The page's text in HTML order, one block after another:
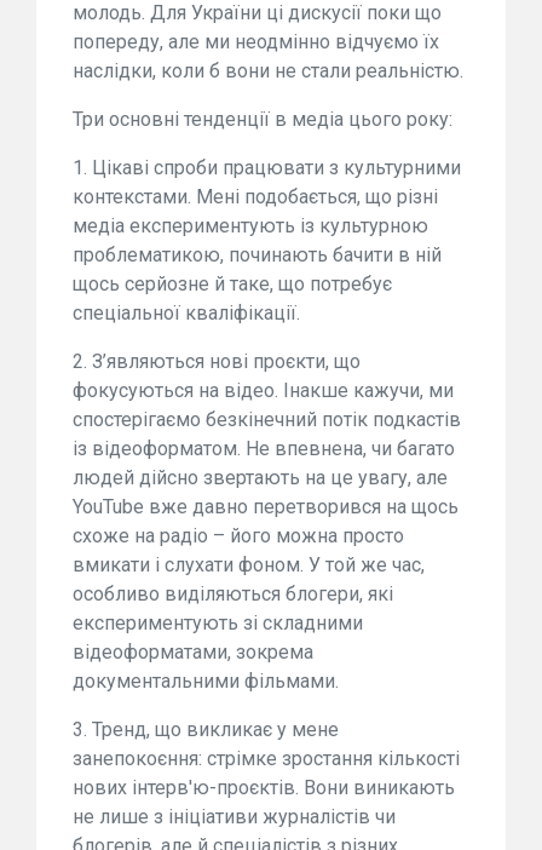
молодь. Для України ці дискусії поки що
попереду, але ми неодмінно відчуємо їх
наслідки, коли б вони не стали реальністю.
Три основні тенденції в медіа цього року:
1. Цікаві спроби працювати з культурними
контекстами. Мені подобається, що різні
медіа експериментують із культурною
проблематикою, починають бачити в ній
щось серйозне й таке, що потребує
спеціальної кваліфікації.
2. З’являються нові проєкти, що
фокусуються на відео. Інакше кажучи, ми
спостерігаємо безкінечний потік подкастів
із відеоформатом. Не впевнена, чи багато
людей дійсно звертають на це увагу, але
YouTube вже давно перетворився на щось
схоже на радіо – його можна просто
вмикати і слухати фоном. У той же час,
особливо виділяються блогери, які
експериментують зі складними
відеоформатами, зокрема
документальними фільмами.
3. Тренд, що викликає у мене
занепокоєння: стрімке зростання кількості
нових інтерв'ю-проєктів. Вони виникають
не лише з ініціативи журналістів чи